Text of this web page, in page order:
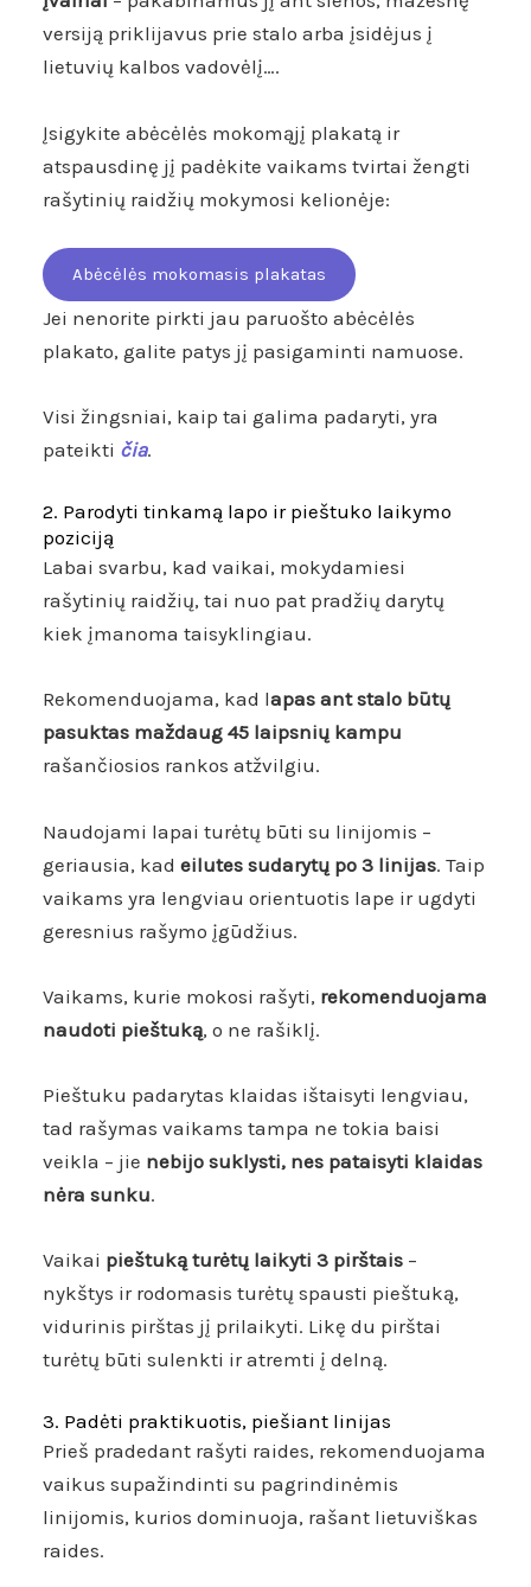
versiją priklijavus prie stalo arba įsidėjus į
lietuvių kalbos vadovėlį….
Įsigykite abėcėlės mokomąjį plakatą ir
atspausdinę jį padėkite vaikams tvirtai žengti
rašytinių raidžių mokymosi kelionėje:
Abėcėlės mokomasis plakatas
Jei nenorite pirkti jau paruošto abėcėlės
plakato, galite patys jį pasigaminti namuose.
Visi žingsniai, kaip tai galima padaryti, yra
pateikti čia.
2. Parodyti tinkamą lapo ir pieštuko laikymo
poziciją
Labai svarbu, kad vaikai, mokydamiesi
rašytinių raidžių, tai nuo pat pradžių darytų
kiek įmanoma taisyklingiau.
Rekomenduojama, kad lapas ant stalo būtų
pasuktas maždaug 45 laipsnių kampu
rašančiosios rankos atžvilgiu.
Naudojami lapai turėtų būti su linijomis –
geriausia, kadeilutes sudarytų po 3 linijas. Taip
vaikams yra lengviau orientuotis lape ir ugdyti
geresnius rašymo įgūdžius.
Vaikams, kurie mokosi rašyti, rekomenduojama
naudoti pieštuką, o ne rašiklį.
Pieštuku padarytas klaidas ištaisyti lengviau,
tad rašymas vaikams tampa ne tokia baisi
veikla – jie nebijo suklysti, nes pataisyti klaidas
nėra sunku.
Vaikai pieštuką turėtų laikyti 3 pirštais –
nykštys ir rodomasis turėtų spausti pieštuką,
vidurinis pirštas jį prilaikyti. Likę du pirštai
turėtų būti sulenkti ir atremti į delną.
3. Padėti praktikuotis, piešiant linijas
Prieš pradedant rašyti raides, rekomenduojama
vaikus supažindinti su pagrindinėmis
linijomis, kurios dominuoja, rašant lietuviškas
raides.